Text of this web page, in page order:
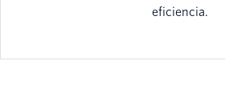
eficiencia.